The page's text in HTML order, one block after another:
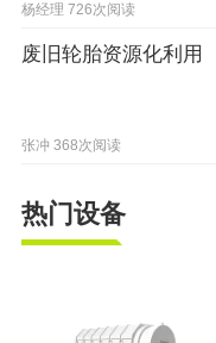
杨经理 726次阅读
废旧轮胎资源化利用
张冲 368次阅读
热门设备